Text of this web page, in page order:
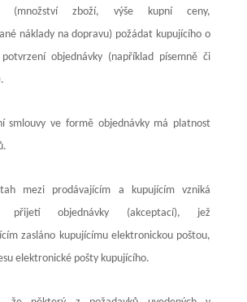
(množství zboží, výše kupní ceny,
náklady na dopravu) požádat kupujícího o
objednávky (například písemně či
smlouvy ve formě objednávky má platnost
mezi prodávajícím a kupujícím vzniká
přijetí objednávky (akceptací), jež
zasláno kupujícímu elektronickou poštou,
elektronické pošty kupujícího.